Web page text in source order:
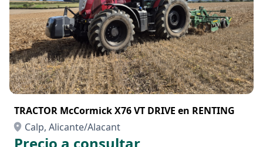
TRACTOR McCormick X76 VT DRIVE en RENTING
Calp, Alicante/Alacant